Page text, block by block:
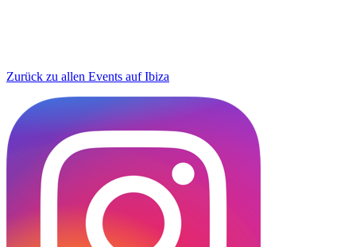
Zurück zu allen Events auf Ibiza